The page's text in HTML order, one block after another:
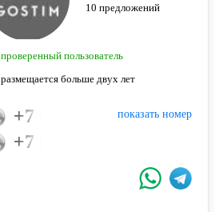
10 предложений
проверенный пользователь
размещается больше двух лет
показать номер
+7 (983) 319-40-04
+7 (913) 916-89-08